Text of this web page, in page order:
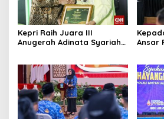
Kepri Raih Juara III
Anugerah Adinata Syariah
Ansar